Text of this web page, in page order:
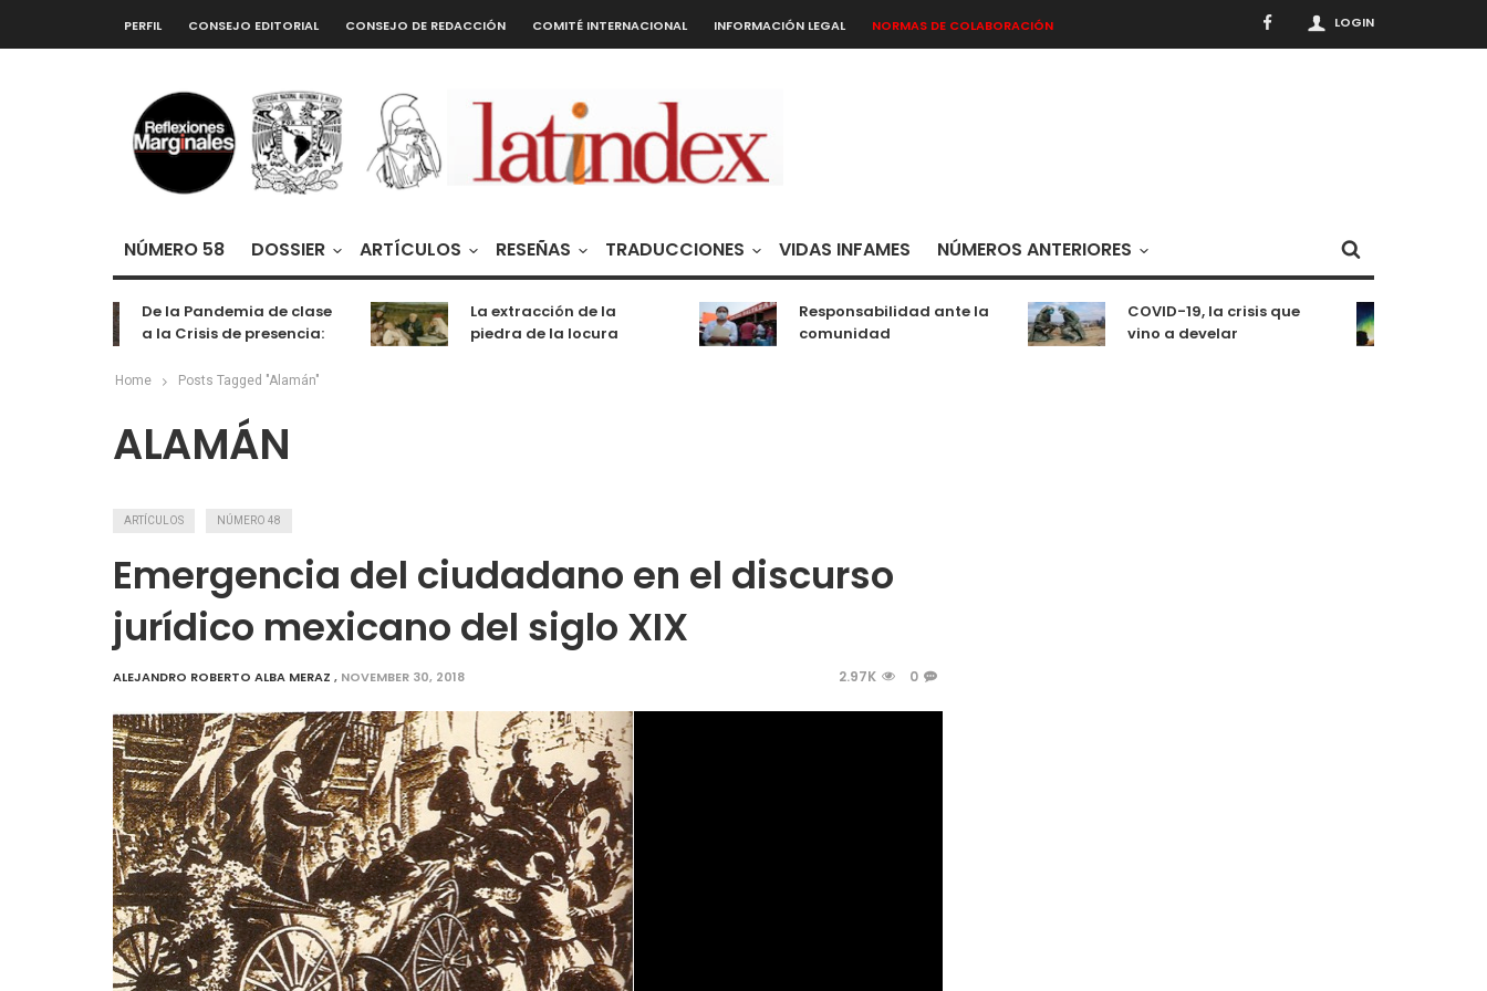
LOGIN
PERFIL CONSEJO EDITORIAL CONSEJO DE REDACCIÓN COMITÉ INTERNACIONAL INFORMACIÓN LEGAL NORMAS DE COLABORACIÓN
NÚMERO 58 DOSSIER ARTÍCULOS RESEÑAS TRADUCCIONES VIDAS INFAMES NÚMEROS ANTERIORES
De la Pandemia de clase
a la Crisis de presencia:
entretenimiento
La extracción de la
piedra de la locura
Responsabilidad ante la
comunidad
COVID-19, la crisis que
vino a develar
Home Posts Tagged "Alamán"
ALAMÁN
ARTÍCULOS NÚMERO 48
Emergencia del ciudadano en el discurso
jurídico mexicano del siglo XIX
ALEJANDRO ROBERTO ALBA MERAZ , NOVEMBER 30, 2018 2.97K 0